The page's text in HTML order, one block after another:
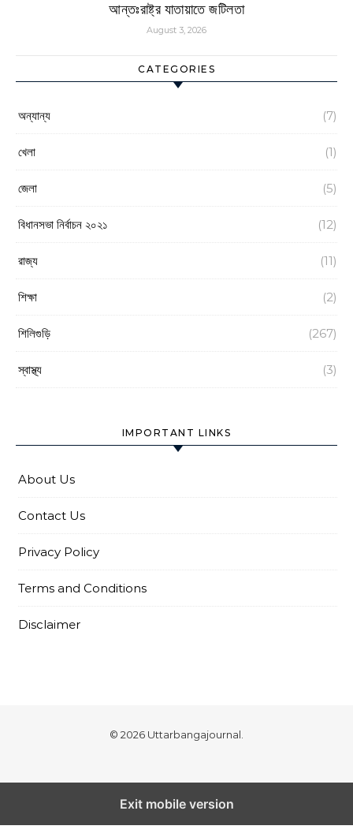
আন্তঃরাষ্ট্র যাতায়াতে জটিলতা
August 3, 2026
CATEGORIES
অন্যান্য (7)
খেলা (1)
জেলা (5)
বিধানসভা নির্বাচন ২০২১ (12)
রাজ্য (11)
শিক্ষা (2)
শিলিগুড়ি (267)
স্বাস্থ্য (3)
IMPORTANT LINKS
About Us
Contact Us
Privacy Policy
Terms and Conditions
Disclaimer
© 2026 Uttarbangajournal.
Exit mobile version